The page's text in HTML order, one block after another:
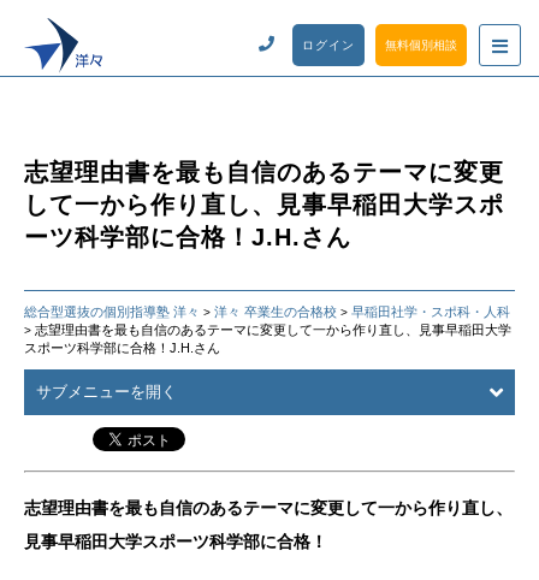
ログイン 無料個別相談
志望理由書を最も自信のあるテーマに変更
して一から作り直し、見事早稲田大学スポ
ーツ科学部に合格！J.H.さん
総合型選抜の個別指導塾 洋々 > 洋々 卒業生の合格校 > 早稲田社学・スポ科・人科
> 志望理由書を最も自信のあるテーマに変更して一から作り直し、見事早稲田大学
スポーツ科学部に合格！J.H.さん
サブメニューを開く
志望理由書を最も自信のあるテーマに変更して一から作り直し、
見事早稲田大学スポーツ科学部に合格！